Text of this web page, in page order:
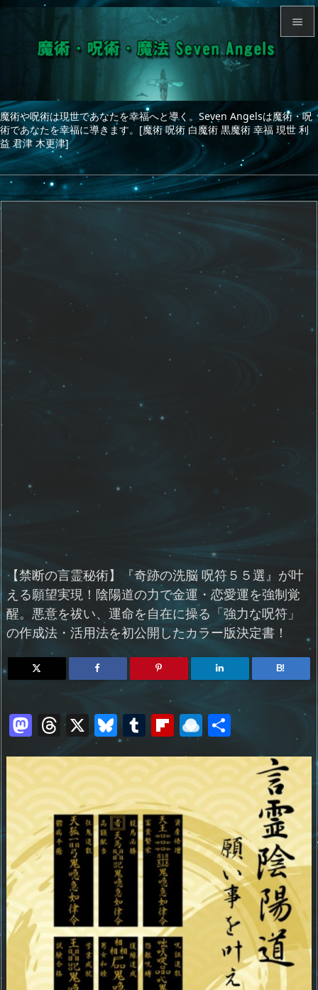
魔術や呪術は現世であなたを幸福へと導く。Seven Angelsは魔術・呪
術であなたを幸福に導きます。[魔術 呪術 白魔術 黒魔術 幸福 現世 利
益 君津 木更津]

サイド


次へ

【禁断の言霊秘術】『奇跡の洗脳 呪符５５選』が叶
える願望実現！陰陽道の力で金運・恋愛運を強制覚
醒。悪意を祓い、運命を自在に操る「強力な呪符」
の作成法・活用法を初公開したカラー版決定書！
B!
M
st
o
d
o
n
T
re
a
d
s
X Bl
u
e
sk
y
T
m
bl
r
Fl
ip
b
o
ar
d
R
n
d
ro
p.
io
共
有